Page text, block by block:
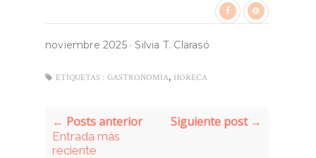
noviembre 2025· Silvia T. Clarasó
ETIQUETAS : GASTRONOMIA, HORECA
← Posts anterior
Entrada más
reciente
Siguiente post →